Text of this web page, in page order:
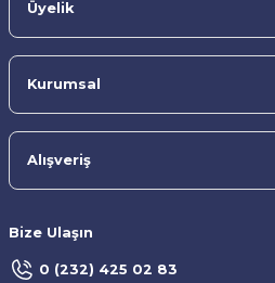
Üyelik
Kurumsal
Alışveriş
Bize Ulaşın
0 (232) 425 02 83